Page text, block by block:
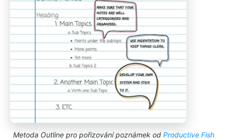
Metoda Outline pro pořizování poznámek od Productive Fish